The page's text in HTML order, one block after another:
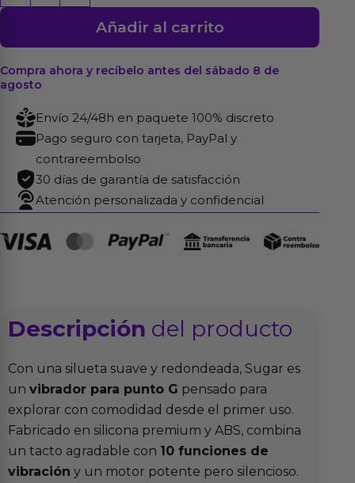
Vibrador
G
USB
Silicona
Fushsia
cantidad
Añadir al carrito
Compra ahora y recíbelo antes del sábado 8 de
agosto
Envío 24/48h en paquete 100% discreto
Pago seguro con tarjeta, PayPal y
contrareembolso
30 días de garantía de satisfacción
Atención personalizada y confidencial
Descripción del producto
Con una silueta suave y redondeada, Sugar es
un vibrador para punto G pensado para
explorar con comodidad desde el primer uso.
Fabricado en silicona premium y ABS, combina
un tacto agradable con 10 funciones de
vibración y un motor potente pero silencioso.